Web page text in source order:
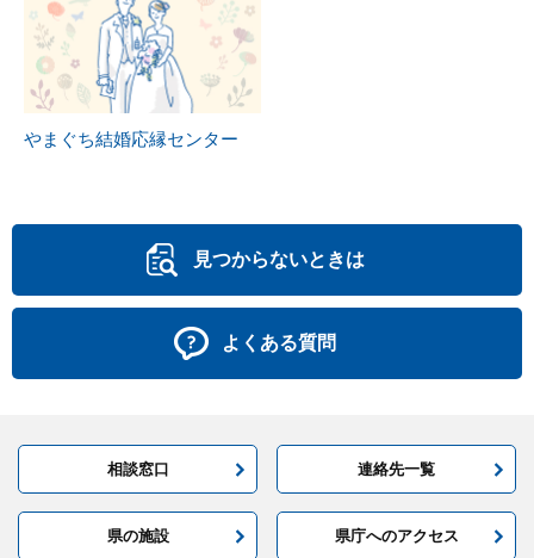
やまぐち結婚応縁センター
見つからないときは
よくある質問
相談窓口 連絡先一覧
県の施設 県庁へのアクセス